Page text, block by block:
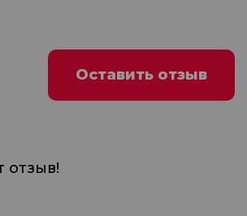
Оставить отзыв
отзыв!